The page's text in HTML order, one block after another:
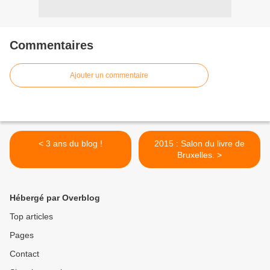
Commentaires
Ajouter un commentaire
< 3 ans du blog !
2015 : Salon du livre de
Bruxelles. >
Hébergé par Overblog
Top articles
Pages
Contact